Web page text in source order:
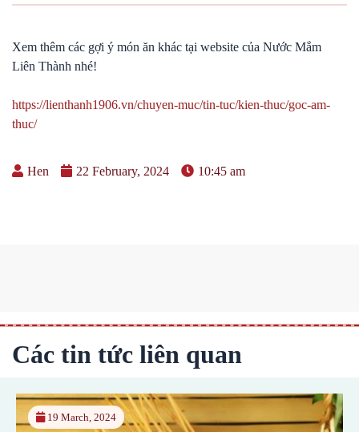
Xem thêm các gợi ý món ăn khác tại website của Nước Mắm
Liên Thành nhé!
https://lienthanh1906.vn/chuyen-muc/tin-tuc/kien-thuc/goc-am-
thuc/
Hen 22 February, 2024 10:45 am
Các tin tức liên quan
19 March, 2024